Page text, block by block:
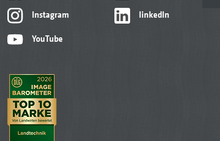
Instagram
YouTube
linkedIn